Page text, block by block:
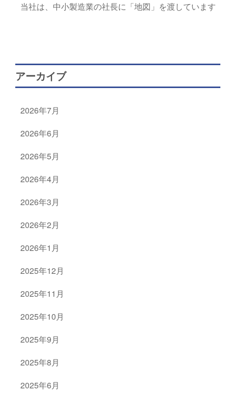
当社は、中小製造業の社長に「地図」を渡しています
アーカイブ
2026年7月
2026年6月
2026年5月
2026年4月
2026年3月
2026年2月
2026年1月
2025年12月
2025年11月
2025年10月
2025年9月
2025年8月
2025年6月